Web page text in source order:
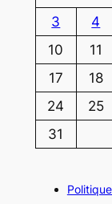
3
4
10
11
17
18
24
25
31